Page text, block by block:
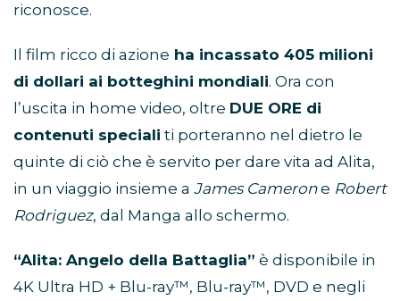
riconosce.
Il film ricco di azione ha incassato 405 milioni
di dollari ai botteghini mondiali. Ora con
l’uscita in home video, oltre DUE ORE di
contenuti speciali ti porteranno nel dietro le
quinte di ciò che è servito per dare vita ad Alita,
in un viaggio insieme a James Camerone Robert
Rodriguez, dal Manga allo schermo.
“Alita: Angelo della Battaglia” è disponibile in
4K Ultra HD + Blu-ray™, Blu-ray™, DVD e negli